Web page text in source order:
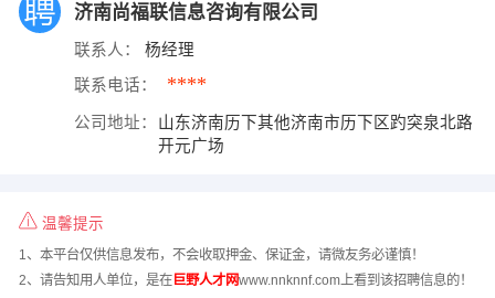
济南尚福联信息咨询有限公司
联系人： 杨经理
联系电话： ****
公司地址：
山东济南历下其他济南市历下区趵突泉北路
开元广场
温馨提示
1、本平台仅供信息发布，不会收取押金、保证金，请微友务必谨慎！
2、请告知用人单位，是在巨野人才网www.nnknnf.com上看到该招聘信息的！